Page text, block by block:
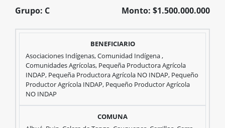
Grupo: C Monto: $1.500.000.000
Grupo:
C
Asociaciones Indígenas, Comunidad Indígena ,
Comunidades Agrícolas, Pequeña Productora Agrícola
INDAP, Pequeña Productora Agrícola NO INDAP, Pequeño
Productor Agrícola INDAP, Pequeño Productor Agrícola
NO INDAP